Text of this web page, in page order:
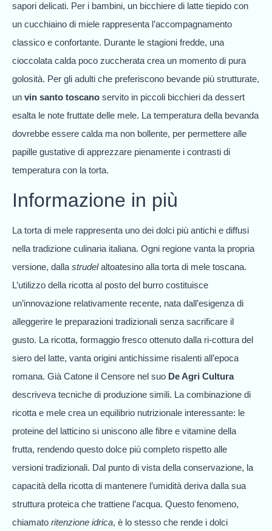
sapori delicati. Per i bambini, un bicchiere di latte tiepido con
un cucchiaino di miele rappresenta l’accompagnamento
classico e confortante. Durante le stagioni fredde, una
cioccolata calda poco zuccherata crea un momento di pura
golosità. Per gli adulti che preferiscono bevande più strutturate,
un vin santo toscano servito in piccoli bicchieri da dessert
esalta le note fruttate delle mele. La temperatura della bevanda
dovrebbe essere calda ma non bollente, per permettere alle
papille gustative di apprezzare pienamente i contrasti di
temperatura con la torta.
Informazione in più
La torta di mele rappresenta uno dei dolci più antichi e diffusi
nella tradizione culinaria italiana. Ogni regione vanta la propria
versione, dalla strudelaltoatesino alla torta di mele toscana.
L’utilizzo della ricotta al posto del burro costituisce
un’innovazione relativamente recente, nata dall’esigenza di
alleggerire le preparazioni tradizionali senza sacrificare il
gusto. La ricotta, formaggio fresco ottenuto dalla ri-cottura del
siero del latte, vanta origini antichissime risalenti all’epoca
romana. Già Catone il Censore nel suo De Agri Cultura
descriveva tecniche di produzione simili. La combinazione di
ricotta e mele crea un equilibrio nutrizionale interessante: le
proteine del latticino si uniscono alle fibre e vitamine della
frutta, rendendo questo dolce più completo rispetto alle
versioni tradizionali. Dal punto di vista della conservazione, la
capacità della ricotta di mantenere l’umidità deriva dalla sua
struttura proteica che trattiene l’acqua. Questo fenomeno,
chiamato ritenzione idrica, è lo stesso che rende i dolci